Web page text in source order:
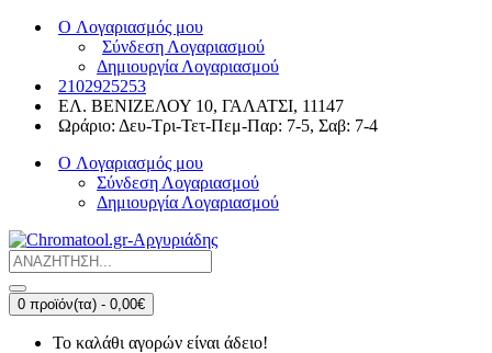
O Λογαριασμός μου
Σύνδεση Λογαριασμού
Δημιουργία Λογαριασμού
2102925253
ΕΛ. ΒΕΝΙΖΕΛΟΥ 10, ΓΑΛΑΤΣΙ, 11147
Ωράριο: Δευ-Τρι-Τετ-Πεμ-Παρ: 7-5, Σαβ: 7-4
O Λογαριασμός μου
Σύνδεση Λογαριασμού
Δημιουργία Λογαριασμού
0 προϊόν(τα) - 0,00€
Το καλάθι αγορών είναι άδειο!